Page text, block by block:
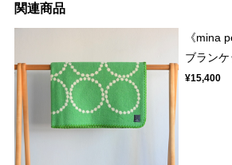
関連商品
《mina
ブラン
¥15,400